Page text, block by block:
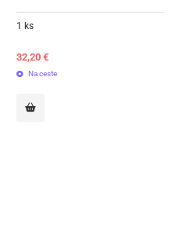
1 ks
32,20 €
Na ceste